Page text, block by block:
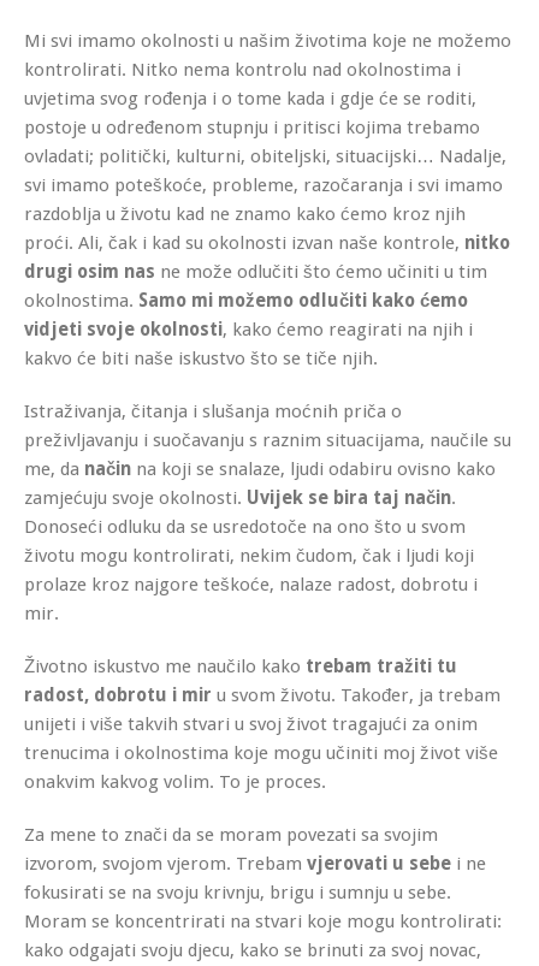
Mi svi imamo okolnosti u našim životima koje ne možemo
kontrolirati. Nitko nema kontrolu nad okolnostima i
uvjetima svog rođenja i o tome kada i gdje će se roditi,
postoje u određenom stupnju i pritisci kojima trebamo
ovladati; politički, kulturni, obiteljski, situacijski… Nadalje,
svi imamo poteškoće, probleme, razočaranja i svi imamo
razdoblja u životu kad ne znamo kako ćemo kroz njih
proći. Ali, čak i kad su okolnosti izvan naše kontrole, nitko
drugi osim nas ne može odlučiti što ćemo učiniti u tim
okolnostima. Samo mi možemo odlučiti kako ćemo
vidjeti svoje okolnosti, kako ćemo reagirati na njih i
kakvo će biti naše iskustvo što se tiče njih.
Istraživanja, čitanja i slušanja moćnih priča o
preživljavanju i suočavanju s raznim situacijama, naučile su
me, da način na koji se snalaze, ljudi odabiru ovisno kako
zamjećuju svoje okolnosti. Uvijek se bira taj način.
Donoseći odluku da se usredotoče na ono što u svom
životu mogu kontrolirati, nekim čudom, čak i ljudi koji
prolaze kroz najgore teškoće, nalaze radost, dobrotu i
mir.
Životno iskustvo me naučilo kako trebam tražiti tu
radost, dobrotu i mir u svom životu. Također, ja trebam
unijeti i više takvih stvari u svoj život tragajući za onim
trenucima i okolnostima koje mogu učiniti moj život više
onakvim kakvog volim. To je proces.
Za mene to znači da se moram povezati sa svojim
izvorom, svojom vjerom. Trebam vjerovati u sebe i ne
fokusirati se na svoju krivnju, brigu i sumnju u sebe.
Moram se koncentrirati na stvari koje mogu kontrolirati:
kako odgajati svoju djecu, kako se brinuti za svoj novac,